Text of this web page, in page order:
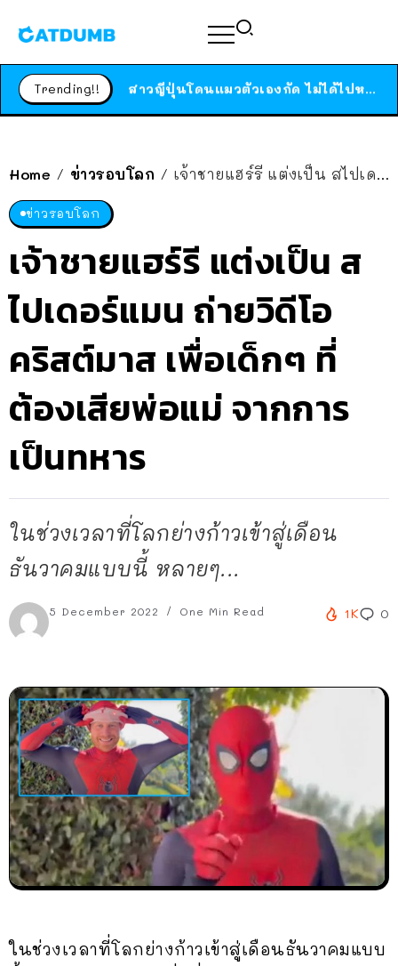
Trending!! ได้เวลาเด็กหนวดรวมตัว RF Online Next เปิดให้เล่นแล้ว เกม Sci-Fi MMORPG ระดับตำนาน เล่นได้ทั้งมือถือและ PC
Home / ข่าวรอบโลก / เจ้าชายแฮร์รี แต่งเป็น สไปเดอร์แมน ถ่ายวิดีโอคริสต์มาส เพื่อเด็กๆ ที่ต้องเสียพ่อแม่ จากการเป็นทหาร
ข่าวรอบโลก
เจ้าชายแฮร์รี แต่งเป็น ส
ไปเดอร์แมน ถ่ายวิดีโอ
คริสต์มาส เพื่อเด็กๆ ที่
ต้องเสียพ่อแม่ จากการ
เป็นทหาร
ในช่วงเวลาที่โลกย่างก้าวเข้าสู่เดือน
ธันวาคมแบบนี้ หลายๆ...
5 December 2022 One Min Read 1K 0
ในช่วงเวลาที่โลกย่างก้าวเข้าสู่เดือนธันวาคมแบบ